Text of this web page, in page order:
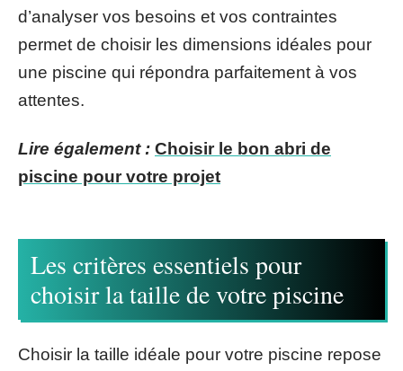
d’analyser vos besoins et vos contraintes
permet de choisir les dimensions idéales pour
une piscine qui répondra parfaitement à vos
attentes.
Lire également : Choisir le bon abri de
piscine pour votre projet
Les critères essentiels pour
choisir la taille de votre piscine
Choisir la taille idéale pour votre piscine repose